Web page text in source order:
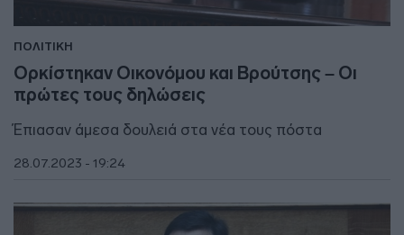
ΠΟΛΙΤΙΚΗ
Ορκίστηκαν Οικονόμου και Βρούτσης – Οι
πρώτες τους δηλώσεις
Έπιασαν άμεσα δουλειά στα νέα τους πόστα
28.07.2023 - 19:24